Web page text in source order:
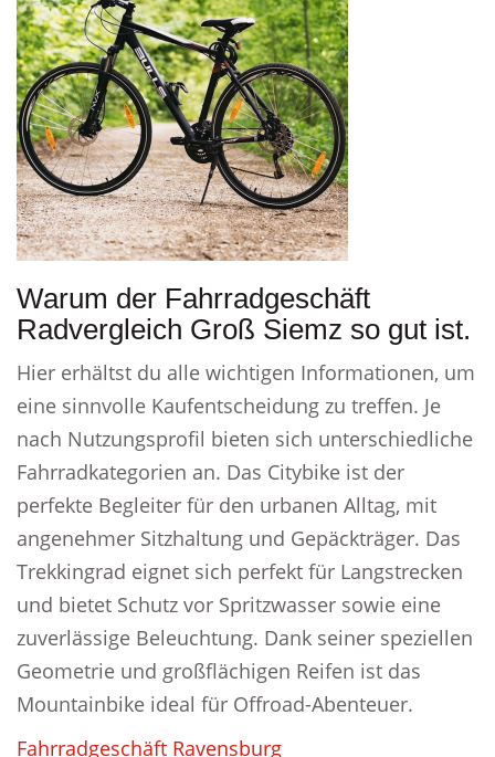
Warum der Fahrradgeschäft
Radvergleich Groß Siemz so gut ist.
Hier erhältst du alle wichtigen Informationen, um
eine sinnvolle Kaufentscheidung zu treffen. Je
nach Nutzungsprofil bieten sich unterschiedliche
Fahrradkategorien an. Das Citybike ist der
perfekte Begleiter für den urbanen Alltag, mit
angenehmer Sitzhaltung und Gepäckträger. Das
Trekkingrad eignet sich perfekt für Langstrecken
und bietet Schutz vor Spritzwasser sowie eine
zuverlässige Beleuchtung. Dank seiner speziellen
Geometrie und großflächigen Reifen ist das
Mountainbike ideal für Offroad-Abenteuer.
Fahrradgeschäft Ravensburg